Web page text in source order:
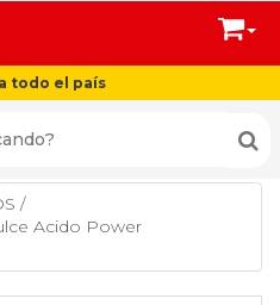
todo el país
/
Acido Power